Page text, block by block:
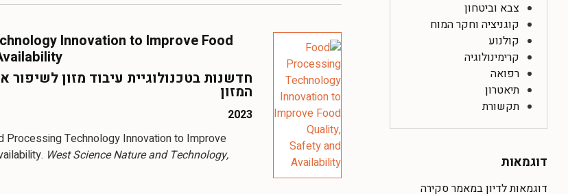
צבא וביטחון
קוגניציה וחקר המוח
קולנוע
קרימינולוגיה
רפואה
תיאטרון
תקשורת
דוגמאות
דוגמאות לדיון במאמר סקירה
Innovation to Improve Food
חדשנות בטכנולוגיית עיבוד מזון לשיפור
המזון
2023
Processing Technology Innovation to Improve
West Science Nature and Technology,